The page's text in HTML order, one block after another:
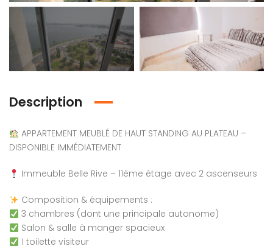
Description
APPARTEMENT MEUBLÉ DE HAUT STANDING AU PLATEAU –
DISPONIBLE IMMÉDIATEMENT
Immeuble Belle Rive – 11ème étage avec 2 ascenseurs
Composition & équipements :
3 chambres (dont une principale autonome)
Salon & salle à manger spacieux
1 toilette visiteur
found No item found